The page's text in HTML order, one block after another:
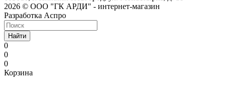
2026 © ООО "ГК АРДИ" - интернет-магазин
Разработка Аспро
Найти
0
0
0
Корзина